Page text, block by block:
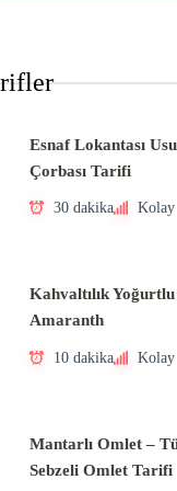
Esnaf Lokantası
Çorbası Tarifi
30 dakika Kolay
Kahvaltılık
Amaranth
10 dakika Kolay
Mantarlı Omlet –
Sebzeli Omlet Tarifi